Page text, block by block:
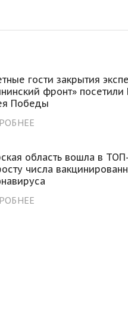
гости закрытия
фронт»
Победы
область вошла в
числа